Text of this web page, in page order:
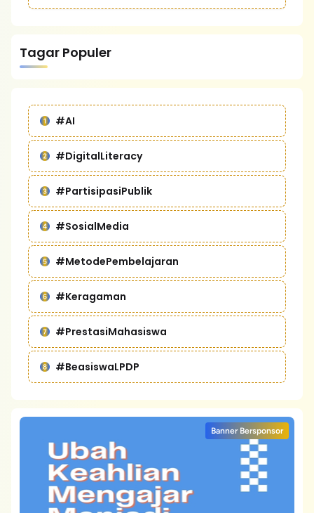
Tagar Populer
#AI
#DigitalLiteracy
#PartisipasiPublik
#SosialMedia
#MetodePembelajaran
#Keragaman
#PrestasiMahasiswa
#BeasiswaLPDP
Banner Bersponsor